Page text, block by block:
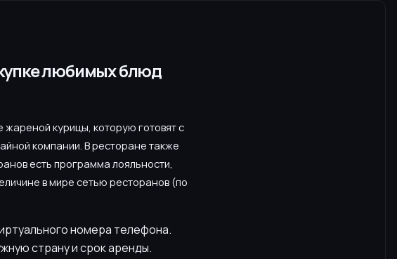
любимых блюд
курицы, которую готовят с
компании. В ресторане также
есть программа лояльности,
в мире сетью ресторанов (по
номера телефона.
страну и срок аренды.